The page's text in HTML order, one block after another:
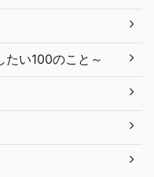
たい100のこと～